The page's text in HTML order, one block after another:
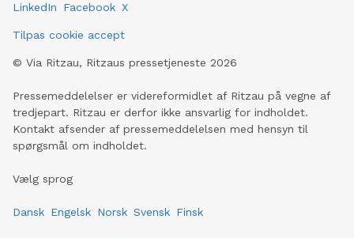
LinkedIn Facebook X
Tilpas cookie accept
© Via Ritzau, Ritzaus pressetjeneste 2026
Pressemeddelelser er videreformidlet af Ritzau på vegne af
tredjepart. Ritzau er derfor ikke ansvarlig for indholdet.
Kontakt afsender af pressemeddelelsen med hensyn til
spørgsmål om indholdet.
Vælg sprog
Dansk Engelsk Norsk Svensk Finsk